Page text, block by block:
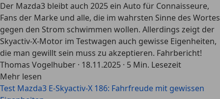
Der Mazda3 bleibt auch 2025 ein Auto für Connaisseure,
Fans der Marke und alle, die im wahrsten Sinne des Wortes
gegen den Strom schwimmen wollen. Allerdings zeigt der
Skyactiv-X-Motor im Testwagen auch gewisse Eigenheiten,
die man gewillt sein muss zu akzeptieren. Fahrbericht!
Thomas Vogelhuber · 18.11.2025 · 5 Min. Lesezeit
Mehr lesen
Test Mazda3 E-Skyactiv-X 186: Fahrfreude mit gewissen